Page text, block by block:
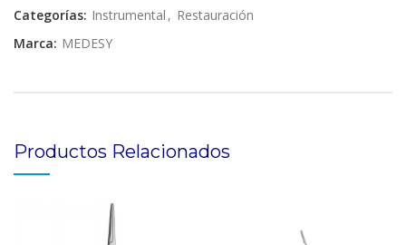
Categorías: Instrumental , Restauración
Marca: MEDESY
Productos Relacionados